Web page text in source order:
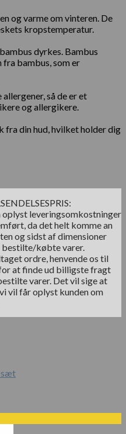
og varme om vinteren. De
kropstemperatur.
dyrkes. Bambus
bambus, som er
så de er et
og allergikere.
din hud, hvilket holder dig
leveringsomkostninger
da det helt komme an
og sidst af dimensioner
bestilte/købte varer.
ordre, henvende os til
at finde ud billigste fragt
varer. Det vil sige at
vil får oplyst kunden om
sæt